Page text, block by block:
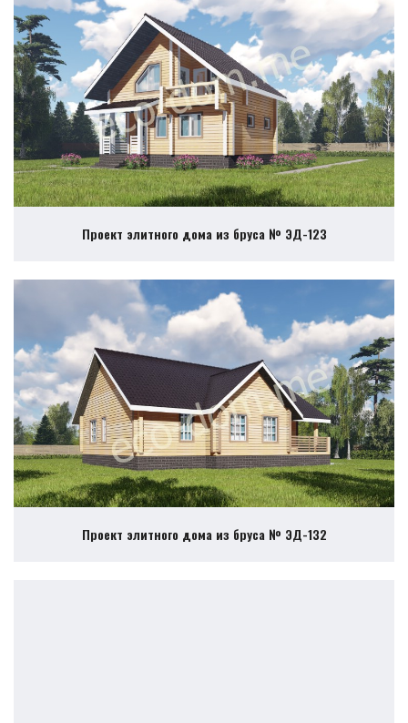
Проект элитного дома из бруса № ЭД-123
Проект элитного дома из бруса № ЭД-132